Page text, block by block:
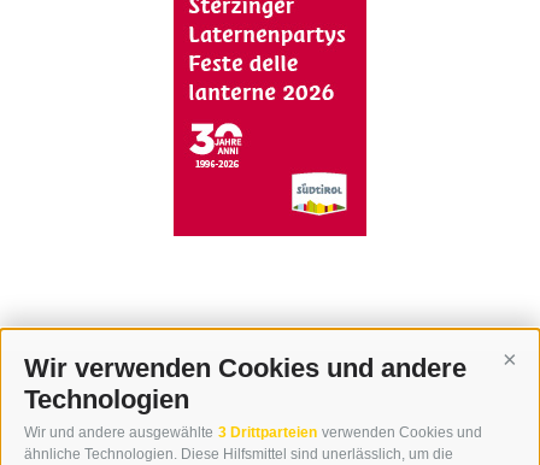
Wir verwenden Cookies und andere
Technologien
Wir und andere ausgewählte 3 Drittparteien verwenden Cookies und
ähnliche Technologien. Diese Hilfsmittel sind unerlässlich, um die
KONTAKT
WIPP-MEDIA GMBH